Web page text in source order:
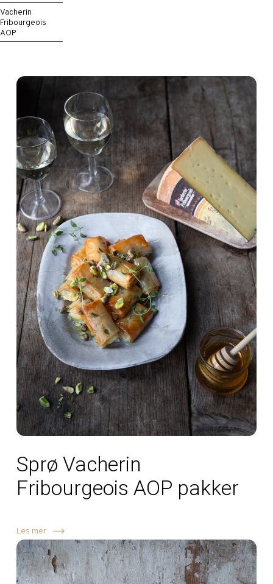
Vacherin
Fribourgeois
AOP
Sprø Vacherin
Fribourgeois AOP pakker
Les mer